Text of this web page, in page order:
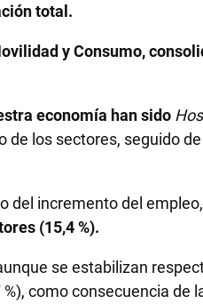
total.
y Consumo,
economía han sido
de los sectores, seguido de
del incremento del empleo,
(15,4 %).
se estabilizan
%), como consecuencia de